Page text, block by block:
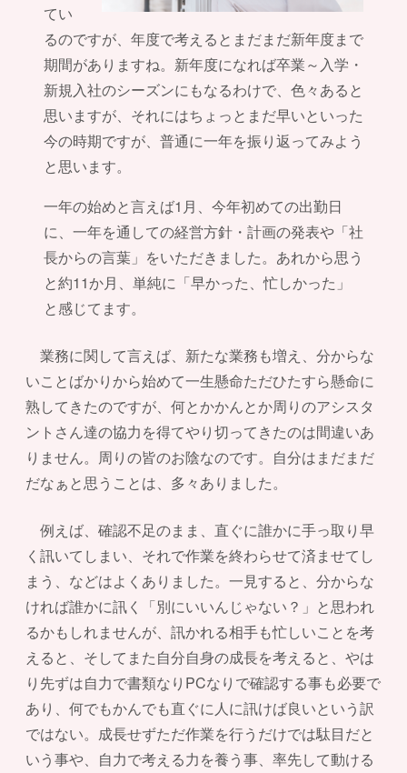
てい
るのですが、年度で考えるとまだまだ新年度まで
期間がありますね。新年度になれば卒業～入学・
新規入社のシーズンにもなるわけで、色々あると
思いますが、それにはちょっとまだ早いといった
今の時期ですが、普通に一年を振り返ってみよう
と思います。
一年の始めと言えば1月、今年初めての出勤日
に、一年を通しての経営方針・計画の発表や「社
長からの言葉」をいただきました。あれから思う
と約11か月、単純に「早かった、忙しかった」
と感じてます。
業務に関して言えば、新たな業務も増え、分からな
いことばかりから始めて一生懸命ただひたすら懸命に
熟してきたのですが、何とかかんとか周りのアシスタ
ントさん達の協力を得てやり切ってきたのは間違いあ
りません。周りの皆のお陰なのです。自分はまだまだ
だなぁと思うことは、多々ありました。
例えば、確認不足のまま、直ぐに誰かに手っ取り早
く訊いてしまい、それで作業を終わらせて済ませてし
まう、などはよくありました。一見すると、分からな
ければ誰かに訊く「別にいいんじゃない？」と思われ
るかもしれませんが、訊かれる相手も忙しいことを考
えると、そしてまた自分自身の成長を考えると、やは
り先ずは自力で書類なりPCなりで確認する事も必要で
あり、何でもかんでも直ぐに人に訊けば良いという訳
ではない。成長せずただ作業を行うだけでは駄目だと
いう事や、自力で考える力を養う事、率先して動ける